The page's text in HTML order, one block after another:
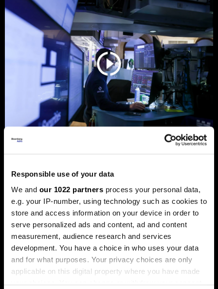
Responsible use of your data
We and our 1022 partners process your personal data,
e.g. your IP-number, using technology such as cookies to
store and access information on your device in order to
serve personalized ads and content, ad and content
measurement, audience research and services
development. You have a choice in who uses your data
and for what purposes. Your privacy choices are only
applicable on this digital property where you have made
your choices. You can change or withdraw your consent
Берзански преглед: Волстрит
хоризонтот бура
Акциите на технолошките компании ја засилуваат
еуфоријата, политичките потреси и инфлацијата ги
погодија обврзниците